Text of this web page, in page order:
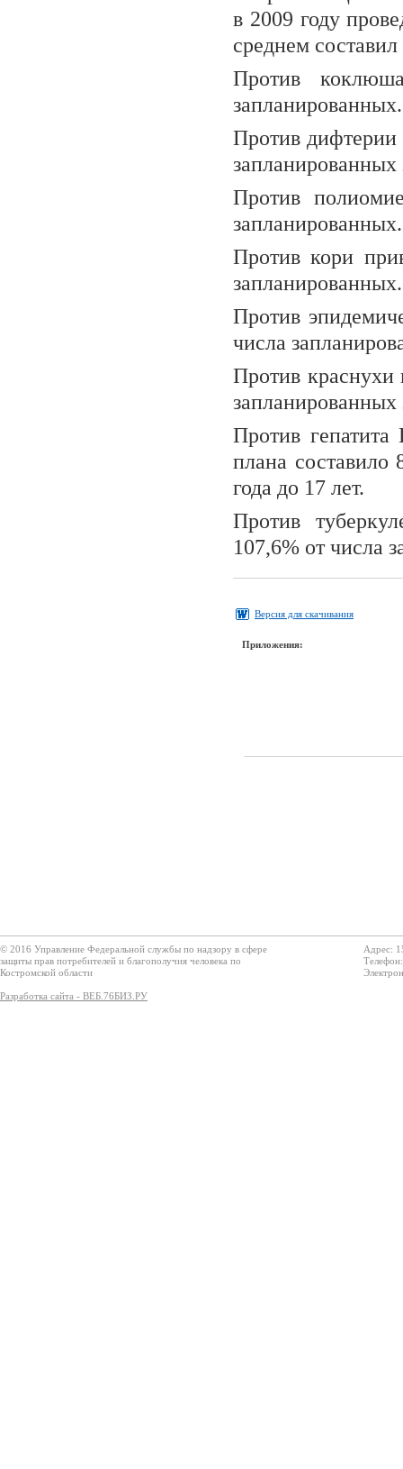
в 2009 году
среднем
Против
запланированных.
Против дифтерии
запланированных
Против
запланированных.
Против кори
запланированных.
Против
числа
Против краснухи
запланированных
Против
плана составило
года до 17 лет.
Против
107,6% от числа
Версия для скачивания
Приложения:
© 2016 Управление Федеральной службы по надзору в сфере
защиты прав потребителей и благополучия человека по
Костромской области
Разработка сайта - ВЕБ.76БИЗ.РУ
Адрес: